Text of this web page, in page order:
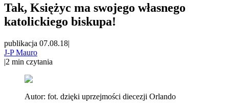
Tak, Księżyc ma swojego własnego
katolickiego biskupa!
publikacja 07.08.18|
J-P Mauro
|2 min czytania
Autor: fot. dzięki uprzejmości diecezji Orlando